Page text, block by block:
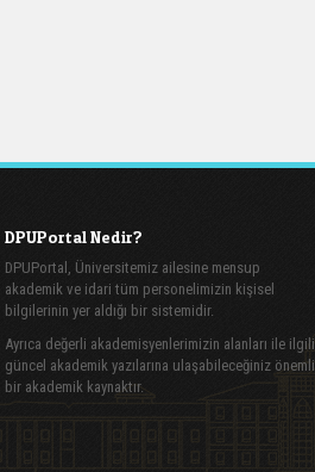
DPUPortal Nedir?
DPUPortal, Üniversitemiz ailesine mensup
akademik ve idari tüm personelimizin kişisel
bilgilerinin yer aldığı bir sistemidir.
Ayrıca değerli akademisyenlerimizin alanları ile ilgili
güncel akademik yazılarına ulaşabileceğiniz önemli
bir akademik kaynaktır.